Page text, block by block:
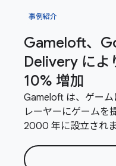
事例紹介
Gameloft、
Delivery によ
10% 増加
Gameloft は、ゲー
レーヤーにゲームを
2000 年に設立されま